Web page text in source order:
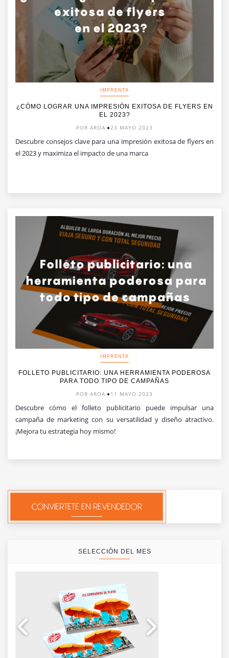
IMPRENTA
¿CÓMO LOGRAR UNA IMPRESIÓN EXITOSA DE FLYERS EN
EL 2023?
POR AROA
23 MAYO 2023
Descubre consejos clave para una impresión exitosa de flyers en
el 2023 y maximiza el impacto de una marca
IMPRENTA
FOLLETO PUBLICITARIO: UNA HERRAMIENTA PODEROSA
PARA TODO TIPO DE CAMPAÑAS
POR AROA
11 MAYO 2023
Descubre cómo el folleto publicitario puede impulsar una
campaña de marketing con su versatilidad y diseño atractivo.
¡Mejora tu estrategia hoy mismo!
SELECCIÓN DEL MES